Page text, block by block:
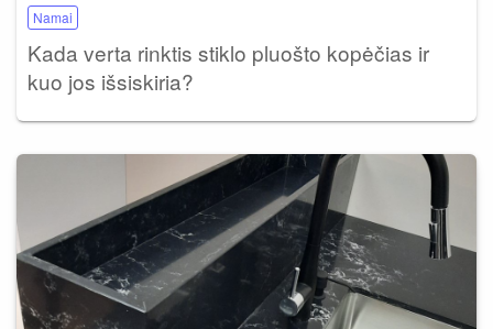
Namai
Kada verta rinktis stiklo pluošto kopėčias ir
kuo jos išsiskiria?